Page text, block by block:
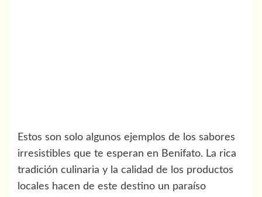
Estos son solo algunos ejemplos de los sabores
irresistibles que te esperan en Benifato. La rica
tradición culinaria y la calidad de los productos
locales hacen de este destino un paraíso